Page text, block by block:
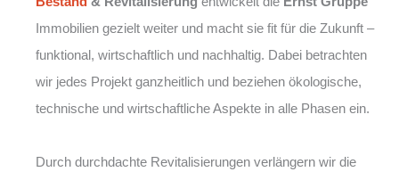
Immobilien gezielt weiter und macht sie fit für die Zukunft –
funktional, wirtschaftlich und nachhaltig. Dabei betrachten
wir jedes Projekt ganzheitlich und beziehen ökologische,
technische und wirtschaftliche Aspekte in alle Phasen ein.
Durch durchdachte Revitalisierungen verlängern wir die